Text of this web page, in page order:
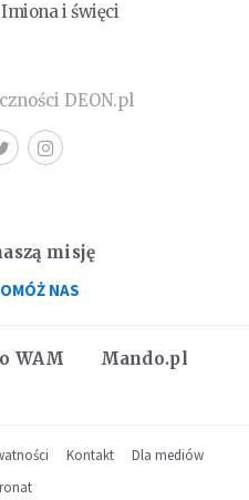
Imiona i święci
DEON.pl
WAM
Mando.pl
misję
NAS
Kontakt
Dla mediów